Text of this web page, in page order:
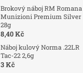
Brokový náboj RM Romana
Munizioni Premium Silver
28g
8,40 Kč
Náboj kulový Norma .22LR
Tac-22 2,6g
3 Kč